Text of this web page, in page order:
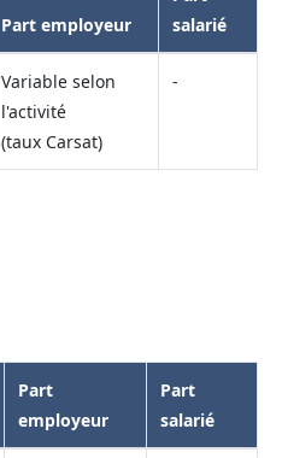
Part employeur
salarié
Variable selon
l'activité
(taux Carsat)
-
Part
employeur
Part
salarié